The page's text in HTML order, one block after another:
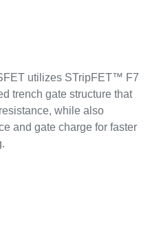
utilizes STripFET™ F7
trench gate structure that
while also
and gate charge for faster